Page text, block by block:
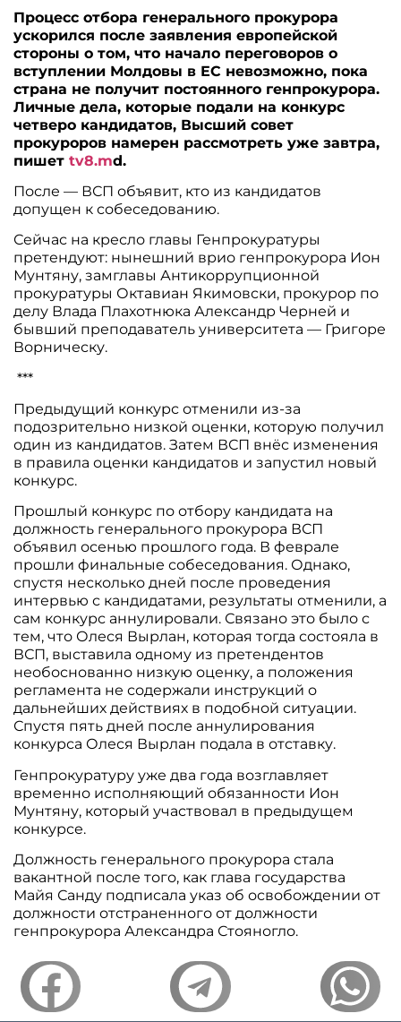
Процесс отбора генерального прокурора
ускорился после заявления европейской
стороны о том, что начало переговоров о
вступлении Молдовы в ЕС невозможно, пока
страна не получит постоянного генпрокурора.
Личные дела, которые подали на конкурс
четверо кандидатов, Высший совет
прокуроров намерен рассмотреть уже завтра,
пишетtv8.md.
После — ВСП объявит, кто из кандидатов
допущен к собеседованию.
Сейчас на кресло главы Генпрокуратуры
претендуют: нынешний врио генпрокурора Ион
Мунтяну, замглавы Антикоррупционной
прокуратуры Октавиан Якимовски, прокурор по
делу Влада Плахотнюка Александр Черней и
бывший преподаватель университета — Григоре
Ворническу.
***
Предыдущий конкурс отменили из-за
подозрительно низкой оценки, которую получил
один из кандидатов. Затем ВСП внёс изменения
в правила оценки кандидатов и запустил новый
конкурс.
Прошлый конкурс по отбору кандидата на
должность генерального прокурора ВСП
объявил осенью прошлого года. В феврале
прошли финальные собеседования. Однако,
спустя несколько дней после проведения
интервью с кандидатами, результаты отменили, а
сам конкурс аннулировали. Связано это было с
тем, что Олеся Вырлан, которая тогда состояла в
ВСП, выставила одному из претендентов
необоснованно низкую оценку, а положения
регламента не содержали инструкций о
дальнейших действиях в подобной ситуации.
Спустя пять дней после аннулирования
конкурса Олеся Вырлан подала в отставку.
Генпрокуратуру уже два года возглавляет
временно исполняющий обязанности Ион
Мунтяну, который участвовал в предыдущем
конкурсе.
Должность генерального прокурора стала
вакантной после того, как глава государства
Майя Санду подписала указ об освобождении от
должности отстраненного от должности
генпрокурора Александра Стояногло.